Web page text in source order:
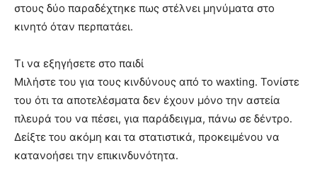
στους δύο παραδέχτηκε πως στέλνει μηνύματα στο
κινητό όταν περπατάει.
Τι να εξηγήσετε στο παιδί
Μιλήστε του για τους κινδύνους από το waxting. Τονίστε
του ότι τα αποτελέσματα δεν έχουν μόνο την αστεία
πλευρά του να πέσει, για παράδειγμα, πάνω σε δέντρο.
Δείξτε του ακόμη και τα στατιστικά, προκειμένου να
κατανοήσει την επικινδυνότητα.